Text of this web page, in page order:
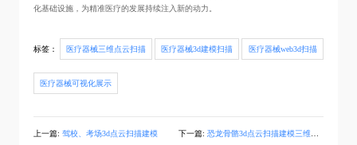
化基础设施，为精准医疗的发展持续注入新的动力。
标签： 医疗器械三维点云扫描 医疗器械3d建模扫描 医疗器械web3d扫描
医疗器械可视化展示
上一篇: 驾校、考场3d点云扫描建模 下一篇: 恐龙骨骼3d点云扫描建模三维交互展示